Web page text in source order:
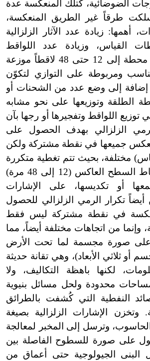
الضوضائية، كتلك المنعكسة عدة
طرقاً غير الطريق المنعكسة،
أهمها: زيادة عدد الآثار الزلزالية
القياس، وزيادة عدد اللواقط
المزروعة في كل محطة إلى 12 حتى 48 لاقطاً موزعة
ومربوطة على التوازي لتكوّن
إضافة إلى وضع عدد من الشحنات أو
الطلقة وتوزيعها على نحو مشابه
اللواقط وتفجيرها أو رجها بآن
الزلزالي بهدف الحصول على
جميعها في نقطة مشتركة ولكن
مختلفة، بحيث تتم تغطية متكررة
لكل نقطة من نقاط السطح العاكس (12 إلى 48 مرة)
أو تكديسها، على الإشارات
تكرار الرمي الزلزالي للحصول
في نقطة مشتركة ليس فقط
وإنما من اتجاهات مختلفة أيضاً، مما
صورة مجسمة لما تحت الأرض
أو ثلاثي الأبعاد)، وهي تقانة حديثة
لكنها باهظة التكاليف، ولا
محدودة ولحل مسائل بنيوية
النفطية التي كُشفت بالطرائق
وتخزن الإشارات الزلزالية بصيغة
وترسل إلى المخبر لمعالجة
على صورة للسطوح الفاصلة بين
البنى الجيولوجية حتى أعماق من